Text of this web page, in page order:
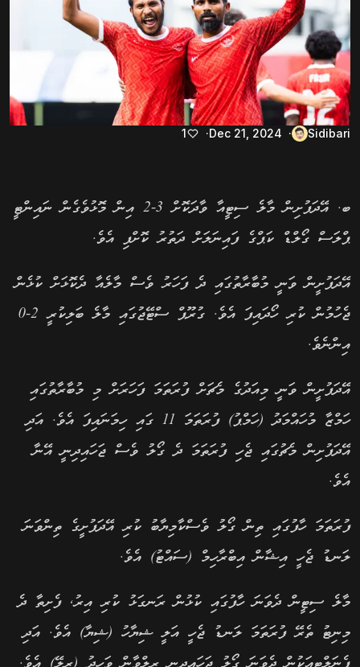
Sidibari
Dec 21, 2024
1
ބ. އޭދަފުށިން މާލެ ސިޓީއާ ވާދަކޮށް 3-2 އިން މޮޅުވެގެން ނައިންޓީ
ޕްލަސް ގޯލްޑް ކަޕްގެ ފައިނަލަށް ދަތުރު ކޮށްފި އެވެ.
އޭދަފުށީން ވަނީ މުބާރާތުގައި ދެ ފަހަރު ވެސް މާލެއާ ދެކޮޅަށް ކުޅެން
ޖެހުމުން ކުރި ހޯދައިފަ އެވެ. ގުރޫޕް ސްޓޭޖުގައި މާލެ ބަލިކުރީ 2-0
އިންނެވެ.
އޭދަފުށީން ވަނީ މިއަދުގެ މެޗަށް ފުރަތަމަ ފަހަރަށް މި މުބާރާތުގައި
ހަމްޒާ މުހައްމަދު (ހަމްޕު) ފުރަތަމަ 11 ގައި ހިމަނައިފަ އެވެ. އަދި
އޭދަފުށިން މެޗުގައި ޖެހި ފުރަތަމަ ދެ ގޯލު ވެސް ޖަހައިދިނީ އޭނާ
އެވެ.
ފުރަތަމަ ހާފުގައި ތިން ގޯލު ވެސްކާމިޔާބު ކުރި އޭދަފުށީގެ ތިންވަނަ
ލަނޑު ޖެހީ އިޝާން އިބްރާހިމް (ސައްޓު) އެވެ.
މާލެ ސިޓީން ދެވަނަ ހާފުގައި ކުޅުން ރަނގަޅު ކުރި އިރު, ފެށިތާ ދެ
މިނިޓު ތެރޭ ފުރަތަމަ ލަނޑު ޖެހީ އަލީ ޝިޔާހު (ޝިޔާ) އެވެ. އަދި